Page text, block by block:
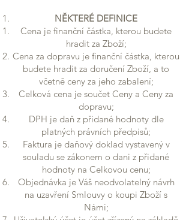
NĚKTERÉ DEFINICE
Cena je finanční částka, kterou budete
hradit za Zboží;
Cena za dopravu je finanční částka, kterou
budete hradit za doručení Zboží, a to
včetně ceny za jeho zabalení;
Celková cena je součet Ceny a Ceny za
dopravu;
DPH je daň z přidané hodnoty dle
platných právních předpisů;
Faktura je daňový doklad vystavený v
souladu se zákonem o dani z přidané
hodnoty na Celkovou cenu;
Objednávka je Váš neodvolatelný návrh
na uzavření Smlouvy o koupi Zboží s
Námi;